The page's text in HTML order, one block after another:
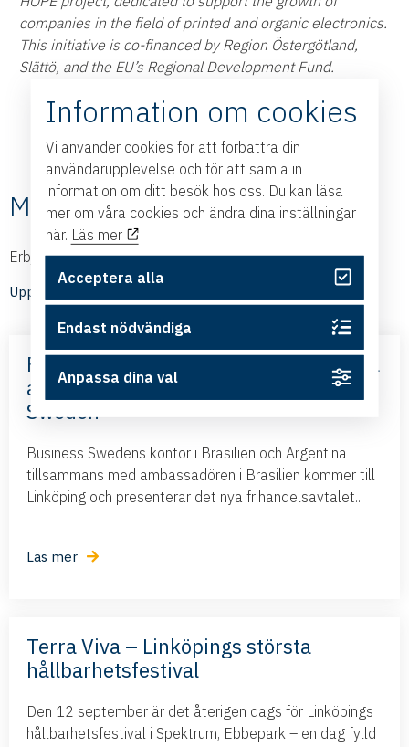
companies in the field of printed and organic electronics.
This initiative is co-financed by Region Östergötland,
Slättö, and the EU’s Regional Development Fund.
Medlemmarnas nyheter
Erbjudanden och nyheter från våra medlemmar
Upptäck medlemmarnas nyheter
Frihandelsavtalet med Mercosur – nya
affärsmöjligheter – med Business
Sweden
Business Swedens kontor i Brasilien och Argentina
tillsammans med ambassadören i Brasilien kommer till
Linköping och presenterar det nya frihandelsavtalet...
Läs mer
Terra Viva – Linköpings största
hållbarhetsfestival
Den 12 september är det återigen dags för Linköpings
hållbarhetsfestival i Spektrum, Ebbepark – en dag fylld
Information om cookies
Vi använder cookies för att förbättra din
användarupplevelse och för att samla in
information om ditt besök hos oss. Du kan läsa
mer om våra cookies och ändra dina inställningar
här. Läs mer
Acceptera alla
Endast nödvändiga
Anpassa dina val